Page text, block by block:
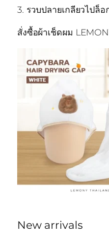
3. รวบปลายเกลียวไปล็
สั่งซื้อผ้าเช็ดผม
New arrivals